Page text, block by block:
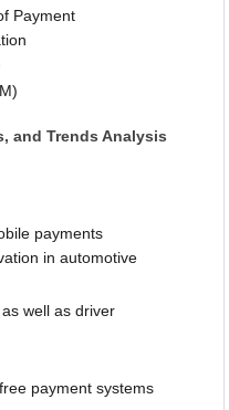
Payment
and Trends Analysis
payments
in automotive
well as driver
payment systems